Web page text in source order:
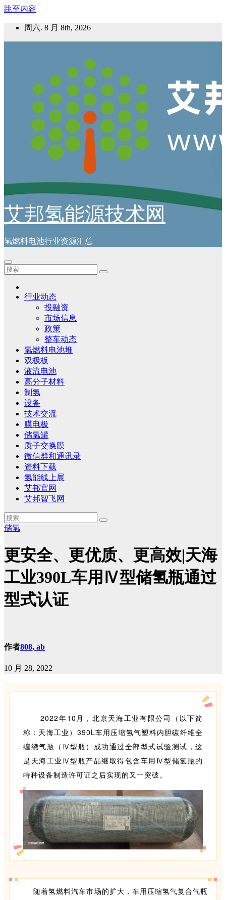
跳至内容
周六. 8 月 8th, 2026
艾邦氢能源技术网
氢燃料电池行业资源汇总
行业动态
投融资
市场信息
政策
整车动态
氢燃料电池堆
双极板
液流电池
高分子材料
制氢
设备
技术交流
膜电极
储氢罐
质子交换膜
微信群和通讯录
资料下载
氢能线上展
艾邦官网
艾邦智飞网
储氢
更安全、更优质、更高效|天海
工业390L车用Ⅳ型储氢瓶通过
型式认证
作者808, ab
10 月 28, 2022
2022年10月 ， 北京天海工业有限公司（以下简
称：天海工业）390L车用压缩氢气塑料内胆碳纤维全
缠绕气瓶（Ⅳ型瓶）成功通过全部型式试验测试，这
是天海工业Ⅳ型瓶产品继取得包含车用Ⅳ型储氢瓶的
特种设备制造许可证之后实现的又一突破。
随着氢燃料汽车市场的扩大，车用压缩氢气复合气瓶